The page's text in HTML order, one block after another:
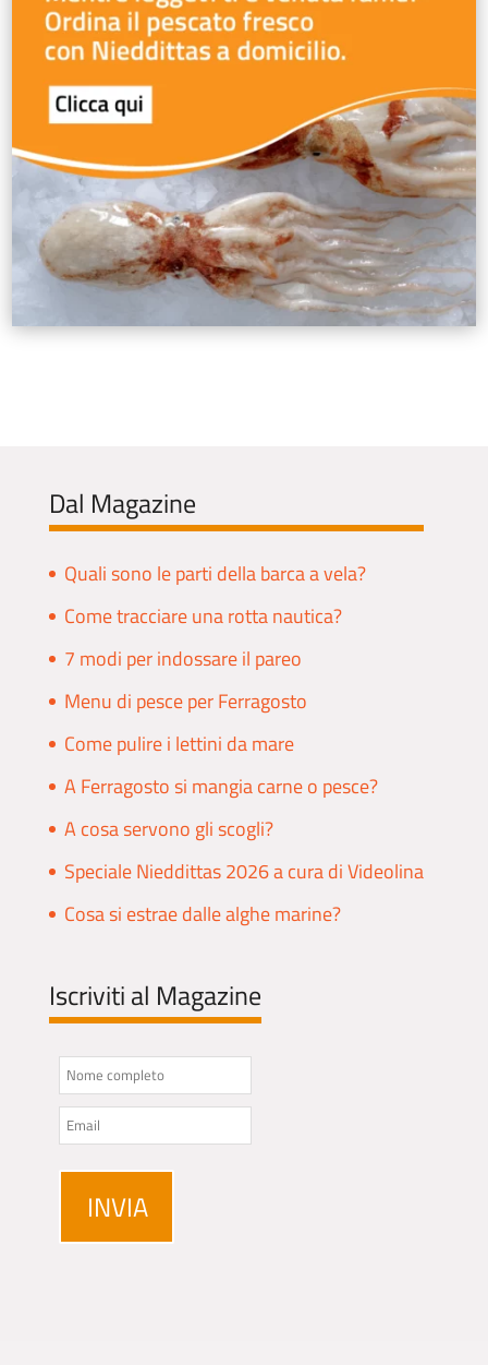
Dal Magazine
Quali sono le parti della barca a vela?
Come tracciare una rotta nautica?
7 modi per indossare il pareo
Menu di pesce per Ferragosto
Come pulire i lettini da mare
A Ferragosto si mangia carne o pesce?
A cosa servono gli scogli?
Speciale Nieddittas 2026 a cura di Videolina
Cosa si estrae dalle alghe marine?
Iscriviti al Magazine